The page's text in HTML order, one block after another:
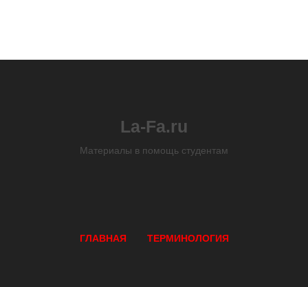
La-Fa.ru
Материалы в помощь студентам
ГЛАВНАЯ ТЕРМИНОЛОГИЯ